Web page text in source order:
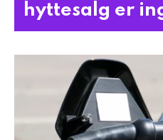
hyttesalg er